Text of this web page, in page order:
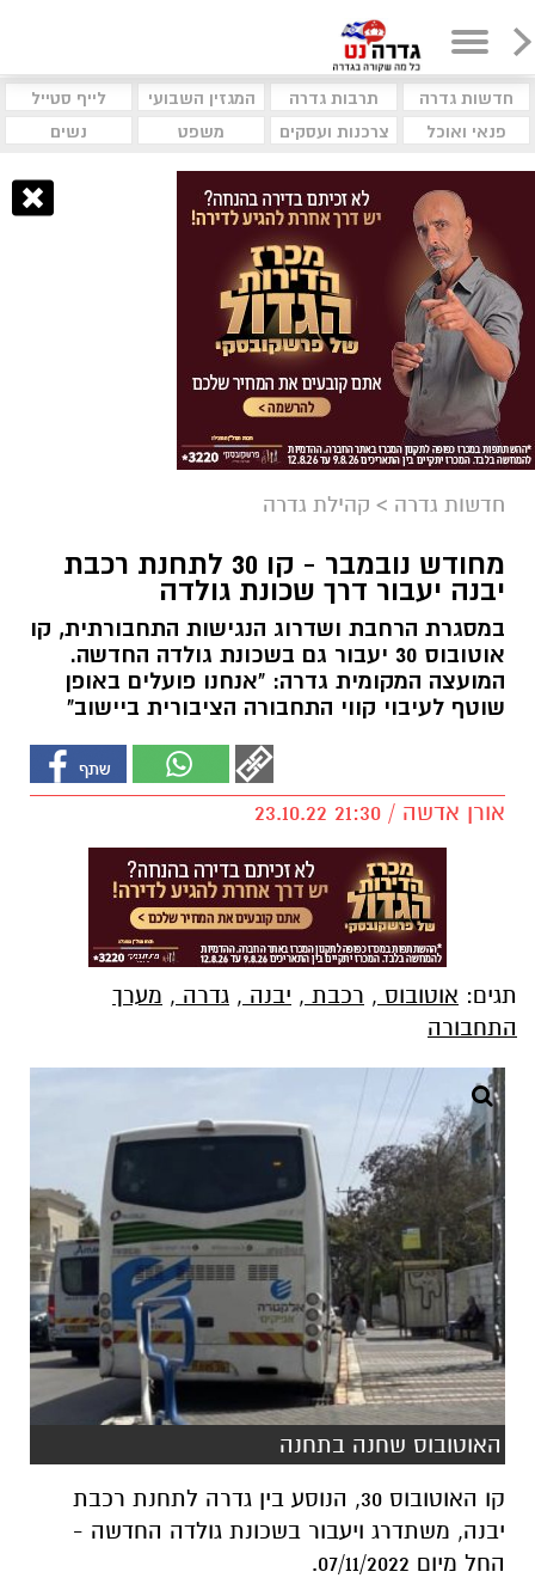
חדשות גדרה תרבות גדרה המגזין השבועי
לייף סטייל
פנאי ואוכל
צרכנות ועסקים משפט נשים
חדשות גדרה > קהילת גדרה
מחודש נובמבר - קו 30 לתחנת רכבת
יבנה יעבור דרך שכונת גולדה
במסגרת הרחבת ושדרוג הנגישות התחבורתית, קו
אוטובוס 30 יעבור גם בשכונת גולדה החדשה.
המועצה המקומית גדרה: "אנחנו פועלים באופן
שוטף לעיבוי קווי התחבורה הציבורית ביישוב"
אורן אדשה / 21:30 23.10.22
תגים: אוטובוס , רכבת , יבנה , גדרה , מערך
התחבורה
האוטובוס שחנה בתחנה
קו האוטובוס 30, הנוסע בין גדרה לתחנת רכבת
יבנה, משתדרג ויעבור בשכונת גולדה החדשה -
החל מיום 07/11/2022.